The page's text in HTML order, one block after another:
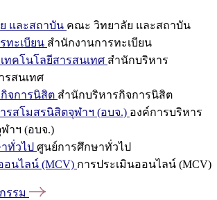
และสถาบัน คณะ วิทยาลัย และสถาบัน
ทะเบียน สำนักงานการทะเบียน
ทคโนโลยีสารสนเทศ สำนักบริหาร
รสนเทศ
จการนิสิต สำนักบริหารกิจการนิสิต
รสโมสรนิสิตจุฬาฯ (อบจ.) องค์การบริหาร
าฯ (อบจ.)
ทั่วไป ศูนย์การศึกษาทั่วไป
อนไลน์ (MCV) การประเมินออนไลน์ (MCV)
รรม